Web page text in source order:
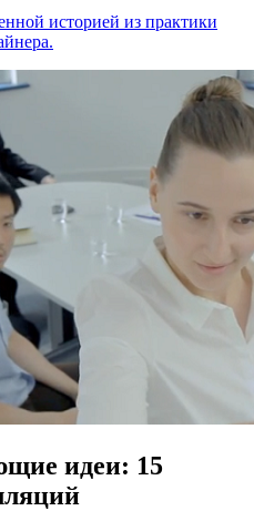
историей из практики
идеи: 15